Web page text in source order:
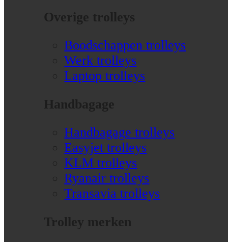
Overige trolleys
Boodschappen trolleys
Werk trolleys
Laptop trolleys
Handbagage
Handbagage trolleys
Easyjet trolleys
KLM trolleys
Ryanair trolleys
Transavia trolleys
Trolley merken